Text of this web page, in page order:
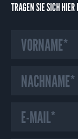
TRAGEN SIE SICH
HINWEIS ZU UNSEREN